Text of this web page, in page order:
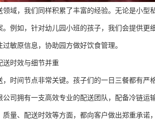
领域，我们同样积累了丰富的经验。无论是小
。例如，针对幼儿园小班的孩子，我们会提供
敏原信息，协助园方做好饮食管理。
送时效与细节并重
，时间节点非常关键。孩子们的一日三餐都有
公司拥有一支高效专业的配送团队，配备冷链
量、配送时效等方面，都向客户做出郑重承诺